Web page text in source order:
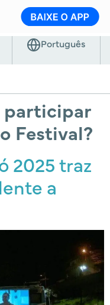
participar
Festival?
2025 traz
a